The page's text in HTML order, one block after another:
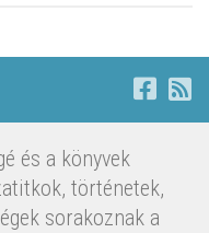
és a könyvek
történetek,
sorakoznak a